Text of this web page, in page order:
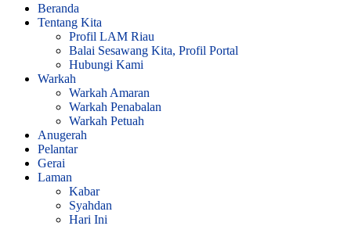
Beranda
Tentang Kita
Profil LAM Riau
Balai Sesawang Kita, Profil Portal
Hubungi Kami
Warkah
Warkah Amaran
Warkah Penabalan
Warkah Petuah
Anugerah
Pelantar
Gerai
Laman
Kabar
Syahdan
Hari Ini